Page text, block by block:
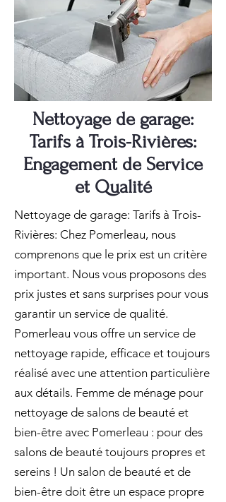
Nettoyage de garage:
Tarifs à Trois-Rivières:
Engagement de Service
et Qualité
Nettoyage de garage: Tarifs à Trois-
Rivières: Chez Pomerleau, nous
comprenons que le prix est un critère
important. Nous vous proposons des
prix justes et sans surprises pour vous
garantir un service de qualité.
Pomerleau vous offre un service de
nettoyage rapide, efficace et toujours
réalisé avec une attention particulière
aux détails. Femme de ménage pour
nettoyage de salons de beauté et
bien-être avec Pomerleau : pour des
salons de beauté toujours propres et
sereins ! Un salon de beauté et de
bien-être doit être un espace propre